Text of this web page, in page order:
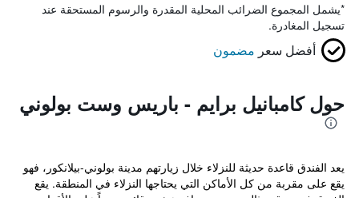
*يشمل المجموع الضرائب المحلية المقدرة والرسوم المستحقة عند
تسجيل المغادرة.
أفضل سعر مضمون
حول كامبانيل برايم - باريس وست بولوني
يعد الفندق قاعدة حديثة للنزلاء خلال زيارتهم مدينة بولوني-بيلانكور، فهو
يقع على مقربة من كل الأماكن التي يحتاجها النزلاء في المنطقة. يقع